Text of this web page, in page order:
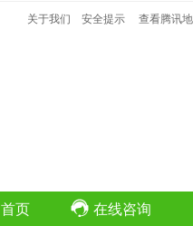
关于我们 安全提示 查看腾讯
首页 在线咨询